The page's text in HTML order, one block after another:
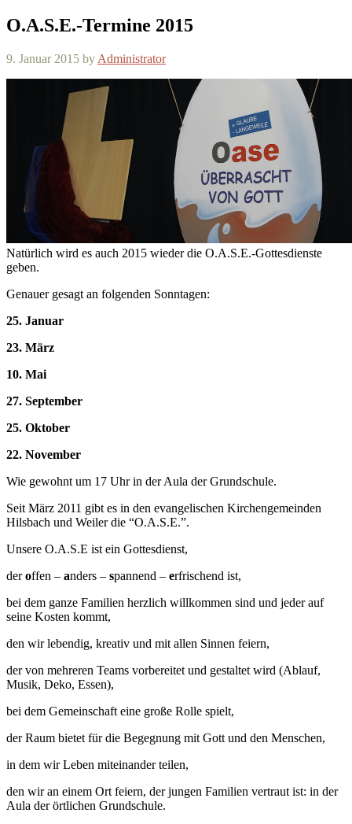
O.A.S.E.-Termine 2015
9. Januar 2015 by Administrator
Natürlich wird es auch 2015 wieder die O.A.S.E.-Gottesdienste
geben.
Genauer gesagt an folgenden Sonntagen:
25. Januar
23. März
10. Mai
27. September
25. Oktober
22. November
Wie gewohnt um 17 Uhr in der Aula der Grundschule.
Seit März 2011 gibt es in den evangelischen Kirchengemeinden
Hilsbach und Weiler die “O.A.S.E.”.
Unsere O.A.S.E ist ein Gottesdienst,
deroffen – anders – spannend – erfrischend ist,
bei dem ganze Familien herzlich willkommen sind und jeder auf
seine Kosten kommt,
den wir lebendig, kreativ und mit allen Sinnen feiern,
der von mehreren Teams vorbereitet und gestaltet wird (Ablauf,
Musik, Deko, Essen),
bei dem Gemeinschaft eine große Rolle spielt,
der Raum bietet für die Begegnung mit Gott und den Menschen,
in dem wir Leben miteinander teilen,
den wir an einem Ort feiern, der jungen Familien vertraut ist: in der
Aula der örtlichen Grundschule.